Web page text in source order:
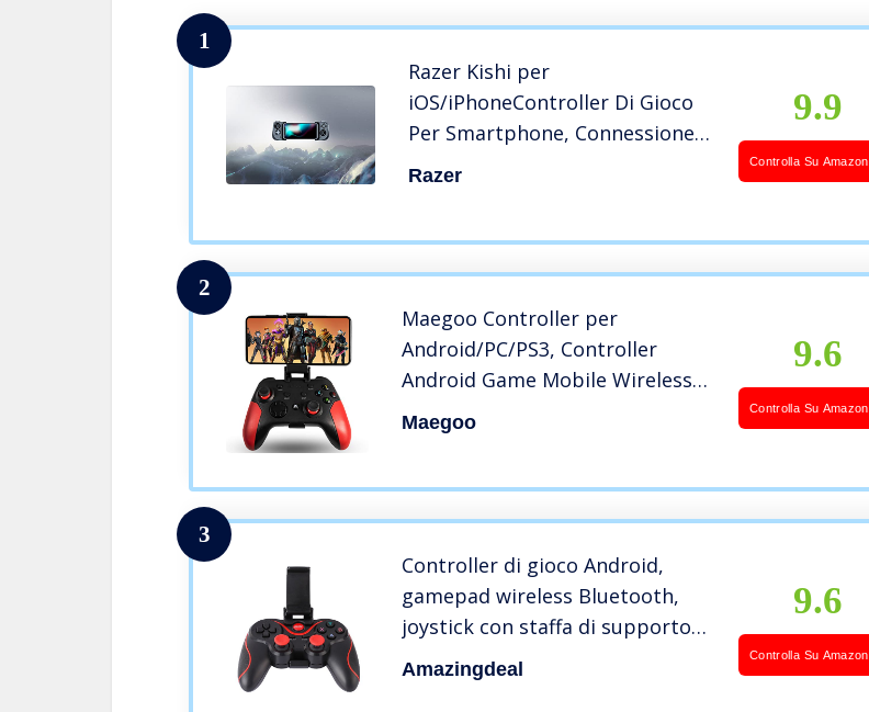
1
Razer Kishi per
iOS/iPhoneController Di Gioco
Per Smartphone, Connessione
USB-C, Design Ergonomico,
Razer
9.9
Controlla Su Amazon
2
Maegoo Controller per
Android/PC/PS3, Controller
Android Game Mobile Wireless
Bluetooth con Staffa Retrattile,
2.4G Wireless Gamepad Joystick
Maegoo
9.6
Controlla Su Amazon
3
Controller di gioco Android,
gamepad wireless Bluetooth,
joystick con staffa di supporto
regolabile per smartphone e
tablet Android, PC, Smart TV e
Amazingdeal
9.6
Controlla Su Amazon